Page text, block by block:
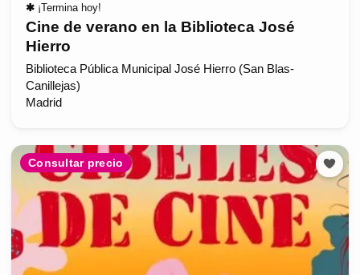
✱ ¡Termina hoy!
Cine de verano en la Biblioteca José
Hierro
Biblioteca Pública Municipal José Hierro (San Blas-
Canillejas)
Madrid
Consultar precio